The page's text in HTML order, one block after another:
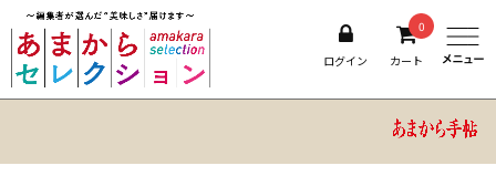
ログイン
0
カート